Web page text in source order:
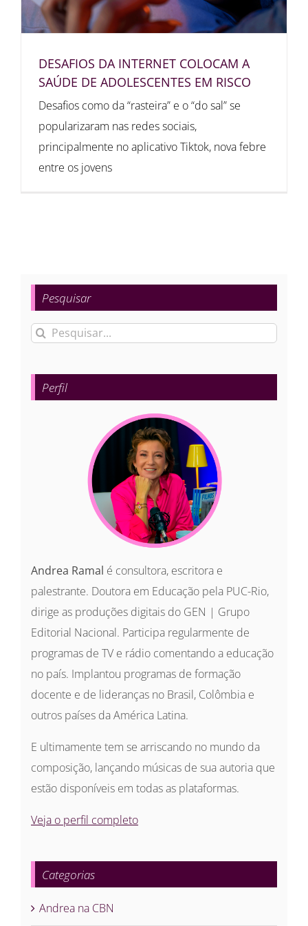
DESAFIOS DA INTERNET COLOCAM A
SAÚDE DE ADOLESCENTES EM RISCO
Desafios como da “rasteira” e o “do sal” se
popularizaram nas redes sociais,
principalmente no aplicativo Tiktok, nova febre
entre os jovens
Pesquisar
Buscar
para:
Perfil
Andrea Ramal é consultora, escritora e
palestrante. Doutora em Educação pela PUC-Rio,
dirige as produções digitais do GEN | Grupo
Editorial Nacional. Participa regularmente de
programas de TV e rádio comentando a educação
no país. Implantou programas de formação
docente e de lideranças no Brasil, Colômbia e
outros países da América Latina.
E ultimamente tem se arriscando no mundo da
composição, lançando músicas de sua autoria que
estão disponíveis em todas as plataformas.
Veja o perfil completo
Categorias
Andrea na CBN